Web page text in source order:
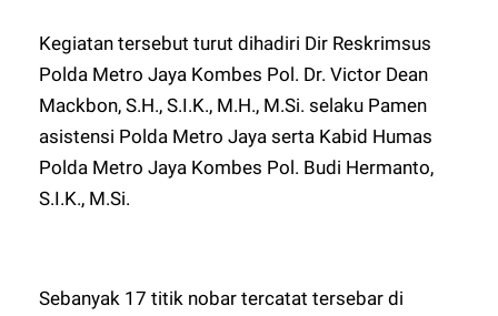
Kegiatan tersebut turut dihadiri Dir Reskrimsus
Polda Metro Jaya Kombes Pol. Dr. Victor Dean
Mackbon, S.H., S.I.K., M.H., M.Si. selaku Pamen
asistensi Polda Metro Jaya serta Kabid Humas
Polda Metro Jaya Kombes Pol. Budi Hermanto,
S.I.K., M.Si.
Sebanyak 17 titik nobar tercatat tersebar di